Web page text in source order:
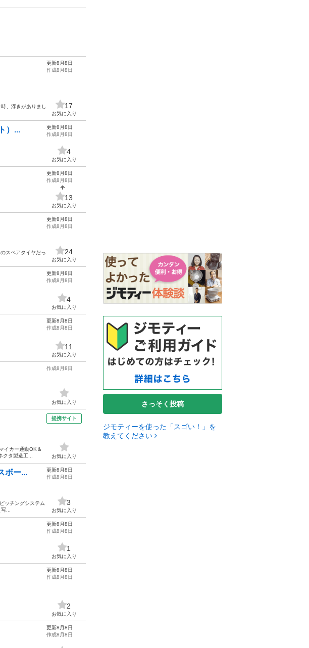
、浮きがありまし
更新8月8日
作成8月8日
17
お気に入り
）...
更新8月8日
作成8月8日
4
お気に入り
更新8月8日
作成8月8日
13
お気に入り
スペアタイヤだっ
更新8月8日
作成8月8日
24
お気に入り
更新8月8日
作成8月8日
4
お気に入り
更新8月8日
作成8月8日
11
お気に入り
作成8月8日
お気に入り
イカー通勤OK＆
タ製造工...
提携サイト
お気に入り
ボー...
ッチングシステム
...
更新8月8日
作成8月8日
3
お気に入り
更新8月8日
作成8月8日
1
お気に入り
更新8月8日
作成8月8日
2
お気に入り
更新8月8日
作成8月8日
さっそく投稿
ジモティーを使った「スゴい！」を
教えてください